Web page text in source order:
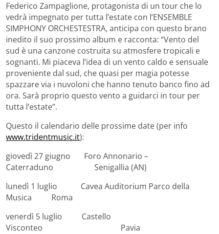
Federico Zampaglione, protagonista di un tour che lo
vedrà impegnato per tutta l’estate con l’ENSEMBLE
SIMPHONY ORCHESTESTRA, anticipa con questo brano
inedito il suo prossimo album e racconta: “Vento del
sud è una canzone costruita su atmosfere tropicali e
sognanti. Mi piaceva l’idea di un vento caldo e sensuale
proveniente dal sud, che quasi per magia potesse
spazzare via i nuvoloni che hanno tenuto banco fino ad
ora. Sarà proprio questo vento a guidarci in tour per
tutta l’estate”.
Questo il calendario delle prossime date (per info
www.tridentmusic.it):
giovedì 27 giugno Foro Annonario –
Caterraduno Senigallia (AN)
lunedì 1 luglio Cavea Auditorium Parco della
Musica Roma
venerdì 5 luglio Castello
Visconteo Pavia